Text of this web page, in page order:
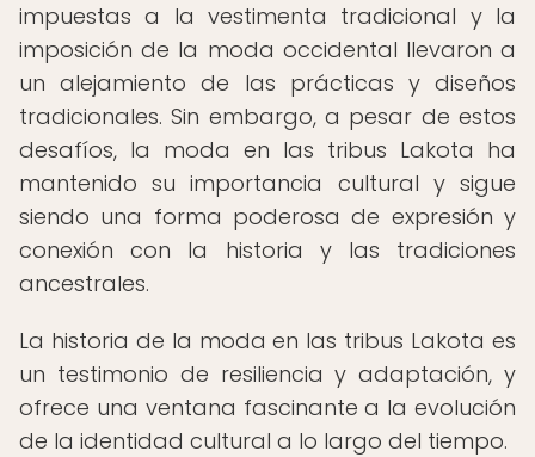
impuestas a la vestimenta tradicional y la
imposición de la moda occidental llevaron a
un alejamiento de las prácticas y diseños
tradicionales. Sin embargo, a pesar de estos
desafíos, la moda en las tribus Lakota ha
mantenido su importancia cultural y sigue
siendo una forma poderosa de expresión y
conexión con la historia y las tradiciones
ancestrales.
La historia de la moda en las tribus Lakota es
un testimonio de resiliencia y adaptación, y
ofrece una ventana fascinante a la evolución
de la identidad cultural a lo largo del tiempo.